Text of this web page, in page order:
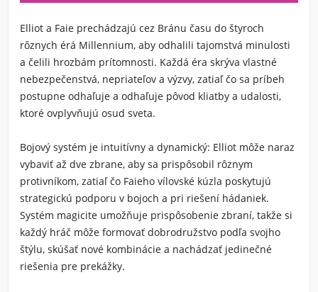
Elliot a Faie prechádzajú cez Bránu času do štyroch
rôznych érá Millennium, aby odhalili tajomstvá minulosti
a čelili hrozbám prítomnosti. Každá éra skrýva vlastné
nebezpečenstvá, nepriateľov a výzvy, zatiaľ čo sa príbeh
postupne odhaľuje a odhaľuje pôvod kliatby a udalosti,
ktoré ovplyvňujú osud sveta.
Bojový systém je intuitívny a dynamický: Elliot môže naraz
vybaviť až dve zbrane, aby sa prispôsobil rôznym
protivníkom, zatiaľ čo Faieho vílovské kúzla poskytujú
strategickú podporu v bojoch a pri riešení hádaniek.
Systém magicite umožňuje prispôsobenie zbraní, takže si
každý hráč môže formovať dobrodružstvo podľa svojho
štýlu, skúšať nové kombinácie a nachádzať jedinečné
riešenia pre prekážky.